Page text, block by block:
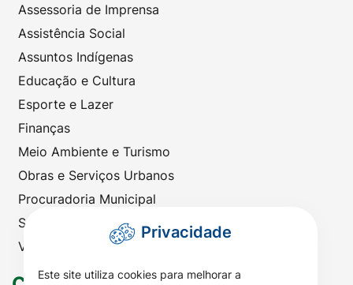
Assessoria de Imprensa
Assistência Social
Assuntos Indígenas
Educação e Cultura
Esporte e Lazer
Finanças
Meio Ambiente e Turismo
Obras e Serviços Urbanos
Procuradoria Municipal
Saúde
Viação e Transportes
Privacidade
Este site utiliza cookies para melhorar a